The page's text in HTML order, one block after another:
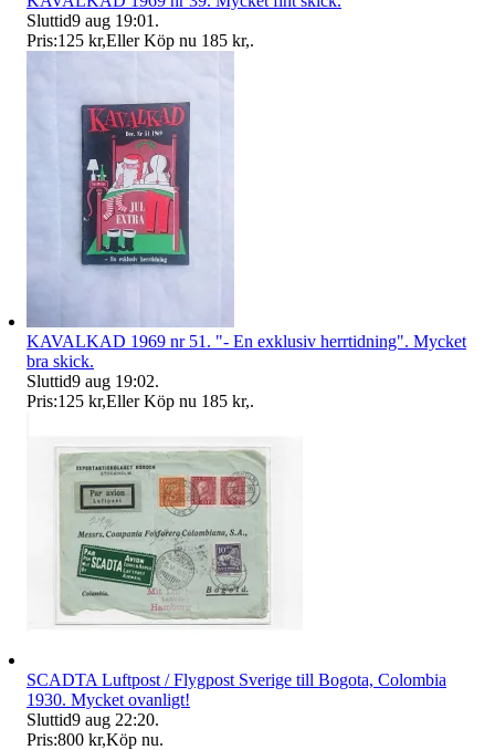
Sluttid9 aug 19:01 .
Pris:125 kr,Eller Köp nu 185 kr,.
KAVALKAD 1969 nr 51. "- En exklusiv herrtidning". Mycket
bra skick.
Sluttid9 aug 19:02.
Pris:125 kr,Eller Köp nu 185 kr,.
SCADTA Luftpost / Flygpost Sverige till Bogota, Colombia
1930. Mycket ovanligt!
Sluttid9 aug 22:20.
Pris:800 kr,Köp nu.